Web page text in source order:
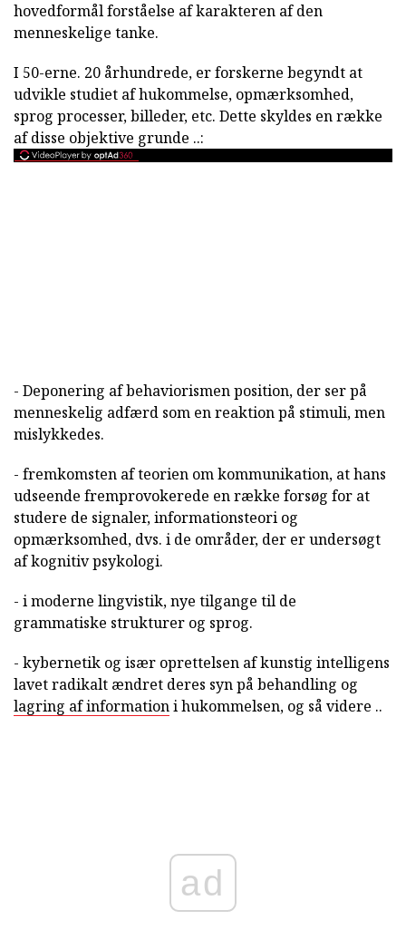
hovedformål forståelse af karakteren af den
menneskelige tanke.
I 50-erne. 20 århundrede, er forskerne begyndt at
udvikle studiet af hukommelse, opmærksomhed,
sprog processer, billeder, etc. Dette skyldes en række
af disse objektive grunde ..:
- Deponering af behaviorismen position, der ser på
menneskelig adfærd som en reaktion på stimuli, men
mislykkedes.
- fremkomsten af teorien om kommunikation, at hans
udseende fremprovokerede en række forsøg for at
studere de signaler, informationsteori og
opmærksomhed, dvs. i de områder, der er undersøgt
af kognitiv psykologi.
- i moderne lingvistik, nye tilgange til de
grammatiske strukturer og sprog.
- kybernetik og især oprettelsen af kunstig intelligens
lavet radikalt ændret deres syn på behandling og
lagring af informationi hukommelsen, og så videre ..
ad